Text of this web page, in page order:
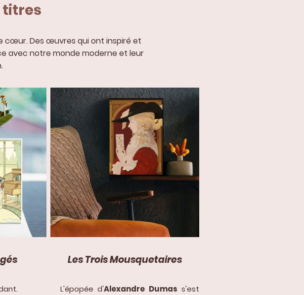
titres
cœur. Des œuvres qui ont inspiré et
avec notre monde moderne et leur
Les Trois Mousquetaires
L'épopée d'Alexandre Dumas s'est